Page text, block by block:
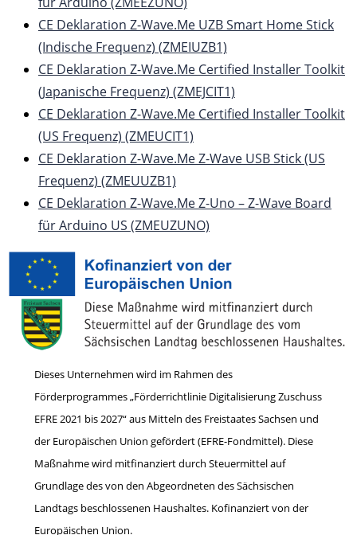
CE Deklaration Z-Wave.Me UZB Smart Home Stick
(Indische Frequenz) (ZMEIUZB1)
CE Deklaration Z-Wave.Me Certified Installer Toolkit
(Japanische Frequenz) (ZMEJCIT1)
CE Deklaration Z-Wave.Me Certified Installer Toolkit
(US Frequenz) (ZMEUCIT1)
CE Deklaration Z-Wave.Me Z-Wave USB Stick (US
Frequenz) (ZMEUUZB1)
CE Deklaration Z-Wave.Me Z-Uno – Z-Wave Board
für Arduino US (ZMEUZUNO)
Dieses Unternehmen wird im Rahmen des
Förderprogrammes „Förderrichtlinie Digitalisierung Zuschuss
EFRE 2021 bis 2027“ aus Mitteln des Freistaates Sachsen und
der Europäischen Union gefördert (EFRE-Fondmittel). Diese
Maßnahme wird mitfinanziert durch Steuermittel auf
Grundlage des von den Abgeordneten des Sächsischen
Landtags beschlossenen Haushaltes. Kofinanziert von der
Europäischen Union.